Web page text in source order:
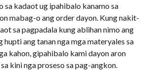
sa kadaot ug ipahibalo kanamo sa
mabag-o ang order dayon. Kung nakit-
sa pagpadala kung ablihan nimo ang
hupti ang tanan nga mga materyales sa
kahon, gipahibalo kami dayon aron
kini nga proseso sa pag-angkon.